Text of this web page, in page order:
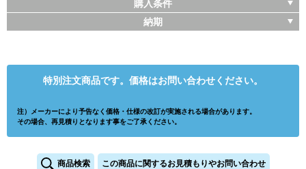
購入条件
納期
特別注文商品です。価格はお問い合わせください。
注）メーカーにより予告なく価格・仕様の改訂が実施される場合があります。
その場合、再見積りとなります事をご了承ください。
商品検索 この商品に関するお見積もりやお問い合わせ